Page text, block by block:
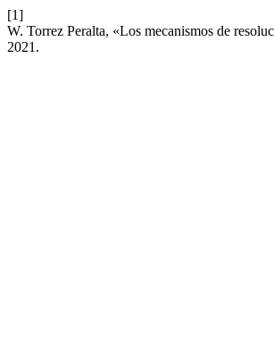
[1]
W. Torrez Peralta, «Los mecanismos de
2021.